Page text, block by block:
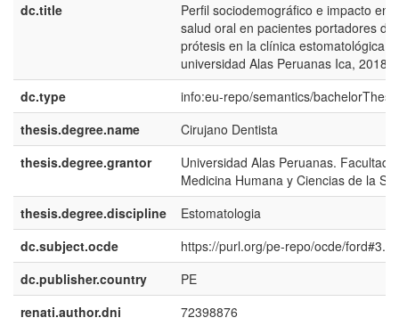
dc.title
Perfil sociodemográfico e impacto en
salud oral en pacientes portadores de
prótesis en la clínica estomatológica
universidad Alas Peruanas Ica, 2018
dc.type
info:eu-repo/semantics/bachelorThesis
thesis.degree.name
Cirujano Dentista
thesis.degree.grantor
Universidad Alas Peruanas. Facultad
Medicina Humana y Ciencias de la
thesis.degree.discipline
Estomatologia
dc.subject.ocde
https://purl.org/pe-repo/ocde/
dc.publisher.country
PE
renati.author.dni
72398876